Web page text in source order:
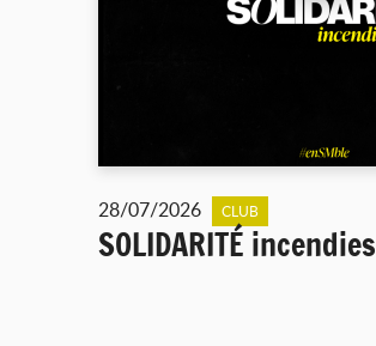
28/07/2026 CLUB
SOLIDARITÉ incendies